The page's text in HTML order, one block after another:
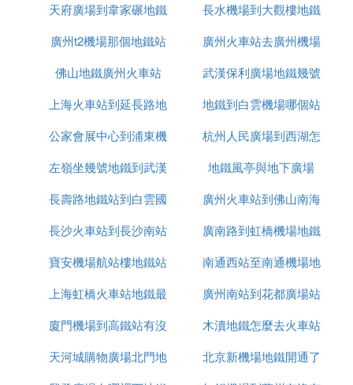
運港總站),在崗頂換乘地鐵3號線(天河客運站-番禺廣
火車站總站. 約78.38公里
線路4： 從金洲出發,乘坐657路(東圃客運站-南沙客
運港總站),在上?]換乘823路(流花車站總站-番禺沙溪
總站),抵達流花車站總站. 約66.72公里
『伍』 金洲地鐵站到廣洲火車站最早的一
班地鐵是幾點鍾的,全程需多少時間
公交抄線襲路：地鐵4號線→地鐵5號線，全程約58.5
1、從金洲乘坐地鐵4號線,經過13站,到達車陂南站
2、乘坐地鐵5號線,經過12站,到達廣州火車站
廣州地鐵4號線時刻表
金洲 首班6:21 － 末班22:15
站地鐵要多久
廣場
天府廣場到韋家碾地鐵
價格
長水機場到大觀樓地鐵
廣州t2機場那個地鐵站
廣州火車站去廣州機場
地鐵
佛山地鐵廣州火車站
武漢保利廣場地鐵幾號
線
上海火車站到延長路地
鐵
地鐵到白雲機場哪個站
下車
公家會展中心到浦東機
場地鐵
杭州人民廣場到西湖怎
麼坐地鐵
左嶺坐幾號地鐵到武漢
火車站
地鐵風亭與地下廣場
長壽路地鐵站到白雲國
際機場
廣州火車站到佛山南海
地鐵
長沙火車站到長沙南站
地鐵時間表
廣南路到虹橋機場地鐵
站
寶安機場航站樓地鐵站
南通西站至南通機場地
鐵
上海虹橋火車站地鐵最
遲幾點
廣州南站到花都廣場站
地鐵
廈門機場到高鐵站有沒
有地鐵
木瀆地鐵怎麼去火車站
天河城購物廣場北門地
北京新機場地鐵開通了